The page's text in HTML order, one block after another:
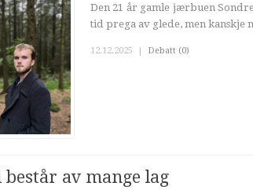
Den 21 år gamle jærbuen
tid prega av glede, men kanskje
12.12.2025 Debatt (0)
består av mange lag